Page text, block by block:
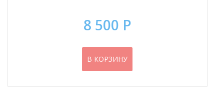
8 500 Р
В КОРЗИНУ